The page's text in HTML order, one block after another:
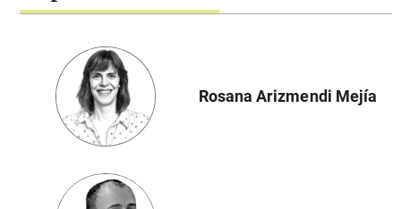
Rosana Arizmendi Mejía